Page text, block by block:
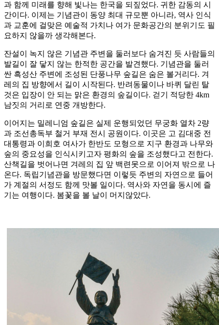
과 함께 미래를 향해 빛나는 한국을 되짚었다. 귀한 감동의 시
간이다. 이제는 기념관이 동양 최대 규모뿐 아니라, 역사 인식
과 교훈에 걸맞은 예술적 가치나 여가 문화공간의 분위기도 필
요하지 않을까 생각해본다.
잔설이 녹지 않은 기념관 주변을 둘러보다 숨겨진 듯 사람들의
발길이 잘 닿지 않는 한적한 공간을 발견했다. 기념관을 둘러
싼 흑성산 주변에 조성된 단풍나무 숲길은 숨은 볼거리다. 겨
레의 집 방향에서 길이 시작된다. 반려동물이나 바퀴 달린 탈
것은 입장이 안 되는 맑은 환경의 숲길이다. 걷기 적당한 4km
남짓의 거리로 연중 개방한다.
이어지는 밀레니엄 숲길은 실제 운행되었던 무궁화 열차 2량
과 조선총독부 철거 부재 전시 공원이다. 이곳은 고 김대중 전
대통령과 이희호 여사가 한반도 모형으로 지구 환경과 나무와
숲의 중요성을 인식시키고자 평화의 숲을 조성했다고 전한다.
산책길을 벗어나면 겨레의 집 앞 백련못으로 이어져 밖으로 나
온다. 독립기념관을 방문했다면 이렇듯 주변의 자연으로 들어
가 계절의 서정도 함께 맛볼 일이다. 역사와 자연을 동시에 즐
기는 여행이다. 봄꽃을 볼 날이 머지않았다.